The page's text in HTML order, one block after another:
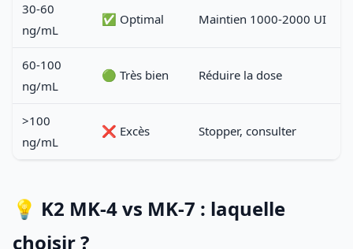
30-60
ng/mL
✅ Optimal Maintien 1000-2000 UI
60-100
ng/mL
🟢 Très bien Réduire la dose
>100
ng/mL
❌ Excès Stopper, consulter
💡 K2 MK-4 vs MK-7 : laquelle
choisir ?